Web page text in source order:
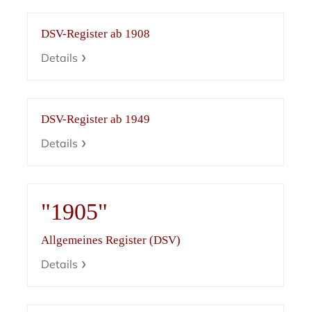
DSV-Register ab 1908
Details
DSV-Register ab 1949
Details
"1905"
Allgemeines Register (DSV)
Details